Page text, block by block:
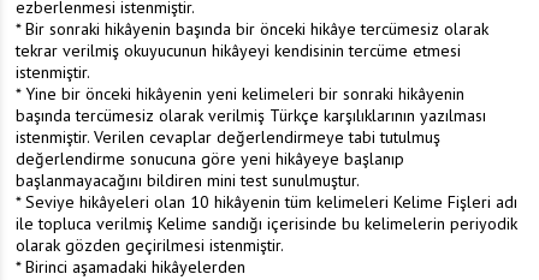
ezberlenmesi istenmiştir.
* Bir sonraki hikâyenin başında bir önceki hikâye tercümesiz olarak
tekrar verilmiş okuyucunun hikâyeyi kendisinin tercüme etmesi
istenmiştir.
* Yine bir önceki hikâyenin yeni kelimeleri bir sonraki hikâyenin
başında tercümesiz olarak verilmiş Türkçe karşılıklarının yazılması
istenmiştir. Verilen cevaplar değerlendirmeye tabi tutulmuş
değerlendirme sonucuna göre yeni hikâyeye başlanıp
başlanmayacağını bildiren mini test sunulmuştur.
* Seviye hikâyeleri olan 10 hikâyenin tüm kelimeleri Kelime Fişleri adı
ile topluca verilmiş Kelime sandığı içerisinde bu kelimelerin periyodik
olarak gözden geçirilmesi istenmiştir.
* Birinci aşamadaki hikâyelerden